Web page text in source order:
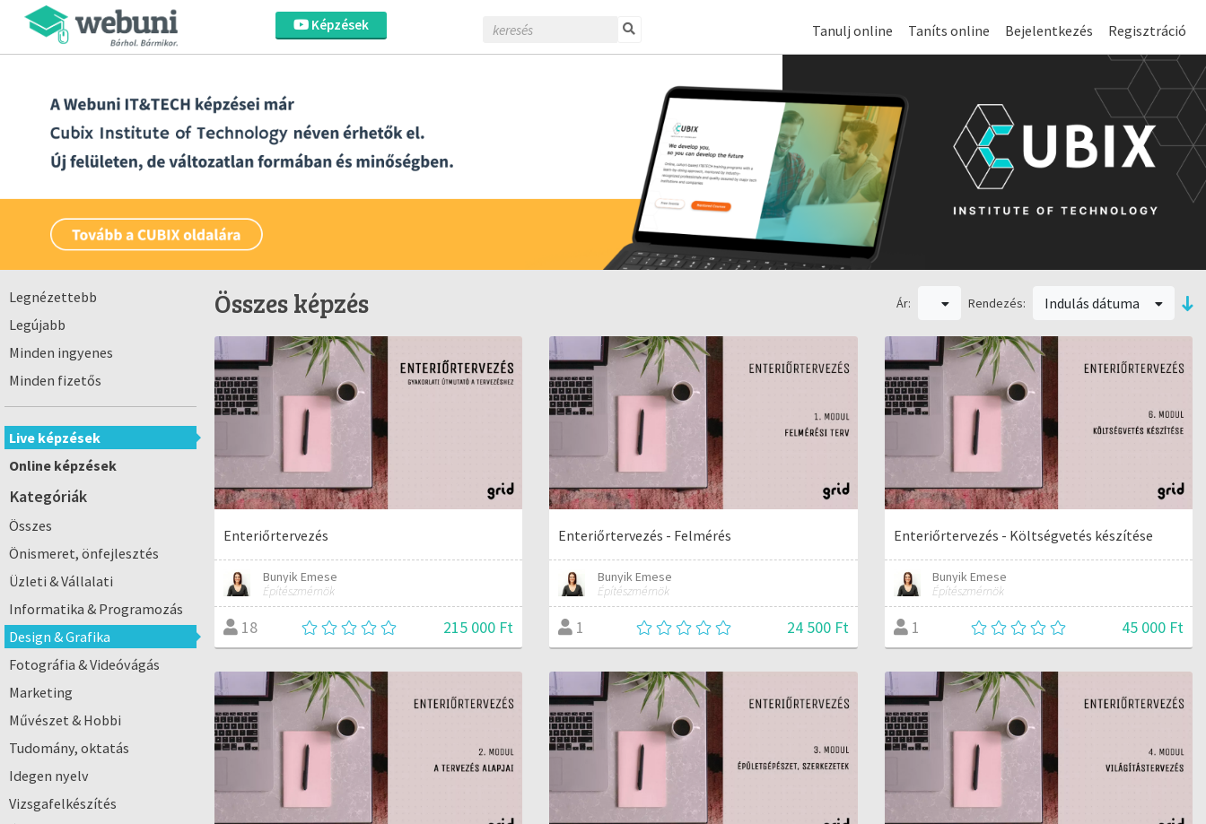
Képzések Tanulj online Taníts online Bejelentkezés Regisztráció
Legnézettebb
Legújabb
Minden ingyenes
Minden fizetős
Live képzések
Online képzések
Kategóriák
Összes
Önismeret, önfejlesztés
Üzleti & Vállalati
Informatika & Programozás
Design & Grafika
Fotográfia & Videóvágás
Marketing
Művészet & Hobbi
Tudomány, oktatás
Idegen nyelv
Vizsgafelkészítés
Összes képzés Ár: Rendezés: Indulás dátuma
Enteriőrtervezés
Bunyik Emese
Építészmérnök
18 215 000 Ft
Enteriőrtervezés - Felmérés
Bunyik Emese
Építészmérnök
1 24 500 Ft
Enteriőrtervezés - Költségvetés készítése
Bunyik Emese
Építészmérnök
1 45 000 Ft